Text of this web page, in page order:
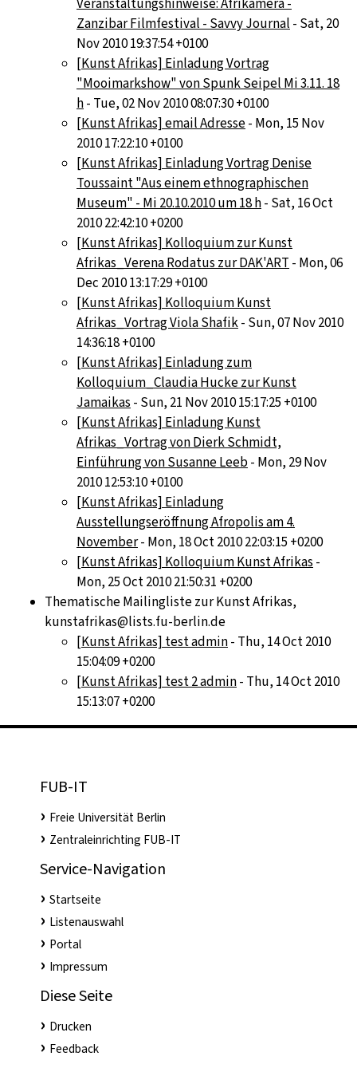
Zanzibar Filmfestival - Savvy Journal - Sat, 20
Nov 2010 19:37:54 +0100
[Kunst Afrikas] Einladung Vortrag
"Mooimarkshow" von Spunk Seipel Mi 3.11. 18
h- Tue, 02 Nov 2010 08:07:30 +0100
[Kunst Afrikas] email Adresse- Mon, 15 Nov
2010 17:22:10 +0100
[Kunst Afrikas] Einladung Vortrag Denise
Toussaint "Aus einem ethnographischen
Museum" - Mi 20.10.2010 um 18 h- Sat, 16 Oct
2010 22:42:10 +0200
[Kunst Afrikas] Kolloquium zur Kunst
Afrikas_Verena Rodatus zur DAK'ART - Mon, 06
Dec 2010 13:17:29 +0100
[Kunst Afrikas] Kolloquium Kunst
Afrikas_Vortrag Viola Shafik- Sun, 07 Nov 2010
14:36:18 +0100
[Kunst Afrikas] Einladung zum
Kolloquium_Claudia Hucke zur Kunst
Jamaikas - Sun, 21 Nov 2010 15:17:25 +0100
[Kunst Afrikas] Einladung Kunst
Afrikas_Vortrag von Dierk Schmidt,
Einführung von Susanne Leeb- Mon, 29 Nov
2010 12:53:10 +0100
[Kunst Afrikas] Einladung
Ausstellungseröffnung Afropolis am 4.
November- Mon, 18 Oct 2010 22:03:15 +0200
[Kunst Afrikas] Kolloquium Kunst Afrikas -
Mon, 25 Oct 2010 21:50:31 +0200
Thematische Mailingliste zur Kunst Afrikas,
kunstafrikas@lists.fu-berlin.de
[Kunst Afrikas] test admin- Thu, 14 Oct 2010
15:04:09 +0200
[Kunst Afrikas] test 2 admin- Thu, 14 Oct 2010
15:13:07 +0200
FUB-IT
Freie Universität Berlin
Zentraleinrichting FUB-IT
Service-Navigation
Startseite
Listenauswahl
Portal
Impressum
Diese Seite
Drucken
Feedback